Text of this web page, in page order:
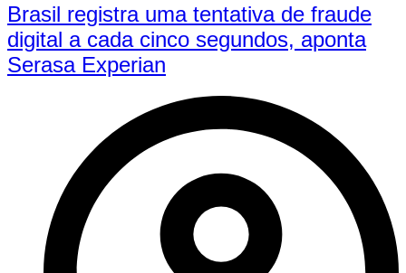
Brasil registra uma tentativa de fraude
digital a cada cinco segundos, aponta
Serasa Experian